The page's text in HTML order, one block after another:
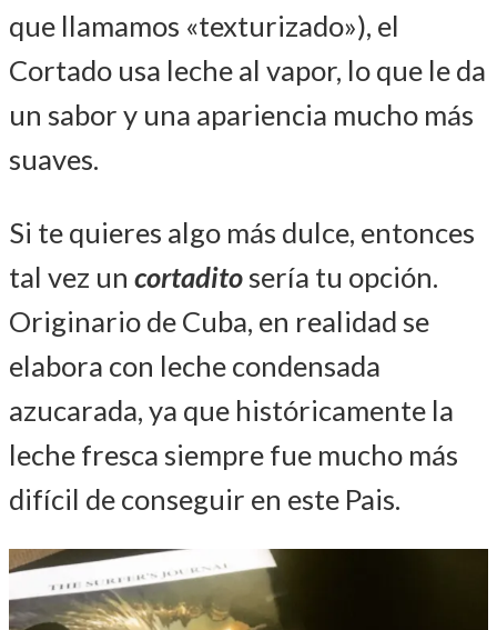
que llamamos «texturizado»), el
Cortado usa leche al vapor, lo que le da
un sabor y una apariencia mucho más
suaves.
Si te quieres algo más dulce, entonces
tal vez un cortadito sería tu opción.
Originario de Cuba, en realidad se
elabora con leche condensada
azucarada, ya que históricamente la
leche fresca siempre fue mucho más
difícil de conseguir en este Pais.